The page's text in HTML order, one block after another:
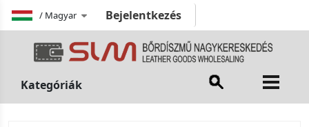
/ Magyar Bejelentkezés
Kategóriák